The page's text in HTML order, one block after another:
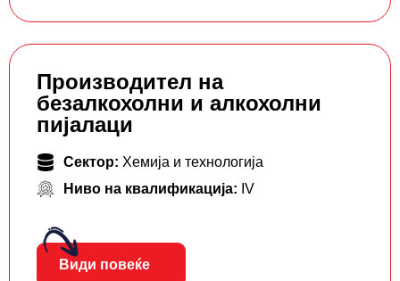
Производител на
безалкохолни и алкохолни
пијалаци
Сектор: Хемија и технологија
Ниво на квалификација: IV
Види повеќе